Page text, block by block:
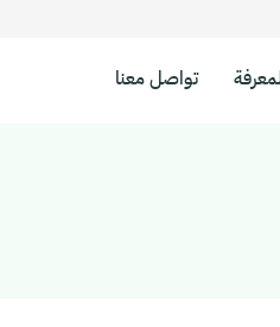
تواصل معنا